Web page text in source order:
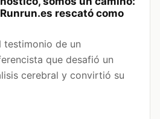
rescató como
testimonio de un
que desafió un
cerebral y convirtió su